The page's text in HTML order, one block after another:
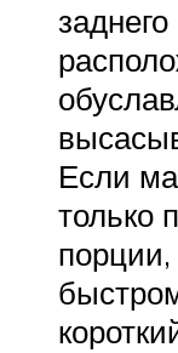
Если
только
порции,